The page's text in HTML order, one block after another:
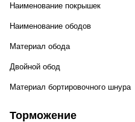
Наименование покрышек
Наименование ободов
Материал обода
Двойной обод
Материал бортировочного шнура
Торможение